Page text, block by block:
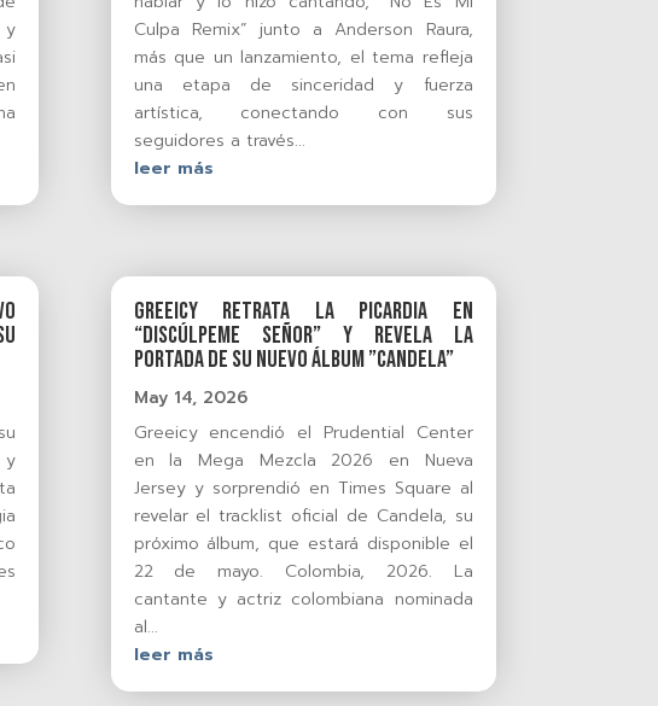
y
Culpa Remix” junto a Anderson Raura,
más que un lanzamiento, el tema refleja
una etapa de sinceridad y fuerza
artística, conectando con sus
seguidores a través...
leer más
Greeicy retrata la picardia en
“Discúlpeme Señor” y revela la
portada de su nuevo álbum ”Candela”
May 14, 2026
Greeicy encendió el Prudential Center
en la Mega Mezcla 2026 en Nueva
Jersey y sorprendió en Times Square al
revelar el tracklist oficial de Candela, su
próximo álbum, que estará disponible el
22 de mayo. Colombia, 2026. La
cantante y actriz colombiana nominada
al...
leer más